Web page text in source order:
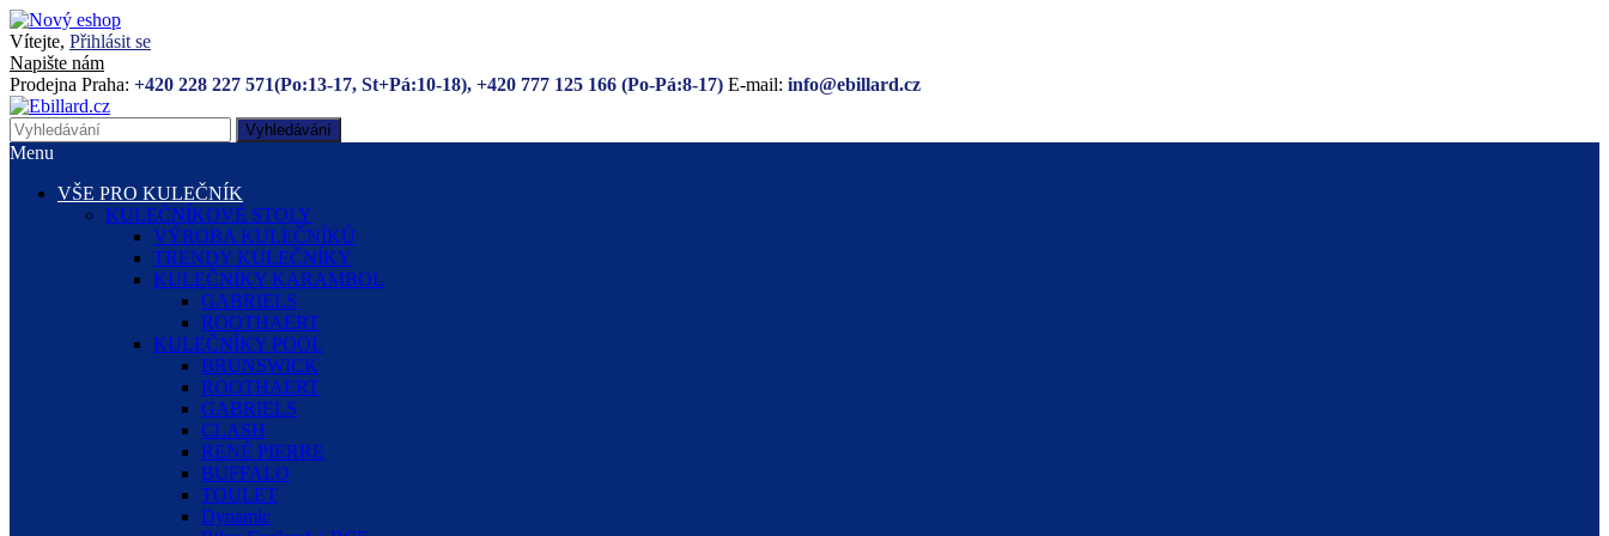
Vítejte, Přihlásit se
Napište nám
Prodejna Praha: +420 228 227 571(Po:13-17, St+Pá:10-18), +420 777 125 166 (Po-Pá:8-17) E-mail: info@ebillard.cz
Vyhledávání
Menu
VŠE PRO KULEČNÍK
KULEČNÍKOVÉ STOLY
VÝROBA KULEČNÍKŮ
TRENDY KULEČNÍKY
KULEČNÍKY KARAMBOL
GABRIELS
ROOTHAERT
KULEČNÍKY POOL
BRUNSWICK
ROOTHAERT
GABRIELS
CLASH
RENÉ PIERRE
BUFFALO
TOULET
Dynamic